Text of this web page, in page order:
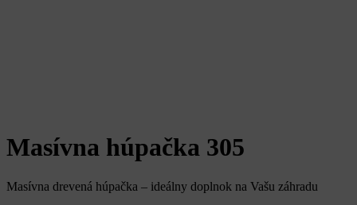
Masívna húpačka 305
Masívna drevená húpačka – ideálny doplnok na Vašu záhradu